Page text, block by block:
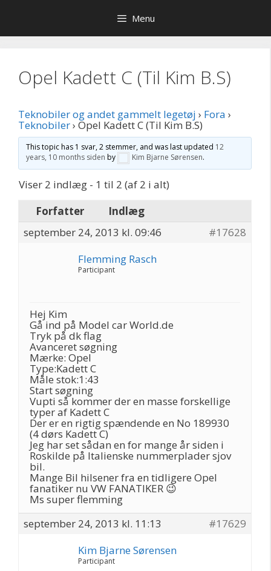
indhold
Menu
Opel Kadett C (Til Kim B.S)
Teknobiler og andet gammelt legetøj › Fora ›
Teknobiler› Opel Kadett C (Til Kim B.S)
This topic has 1 svar, 2 stemmer, and was last updated 12
years, 10 months siden by Kim Bjarne Sørensen.
Viser 2 indlæg - 1 til 2 (af 2 i alt)
Forfatter
Indlæg
september 24, 2013 kl. 09:46
#17628
Flemming Rasch
Participant
Hej Kim
Gå ind på Model car World.de
Tryk på dk flag
Avanceret søgning
Mærke: Opel
Type:Kadett C
Måle stok:1:43
Start søgning
Vupti så kommer der en masse forskellige
typer af Kadett C
Der er en rigtig spændende en No 189930
(4 dørs Kadett C)
Jeg har set sådan en for mange år siden i
Roskilde på Italienske nummerplader sjov
bil.
Mange Bil hilsener fra en tidligere Opel
fanatiker nu VW FANATIKER 😉
Ms super flemming
september 24, 2013 kl. 11:13
#17629
Kim Bjarne Sørensen
Participant